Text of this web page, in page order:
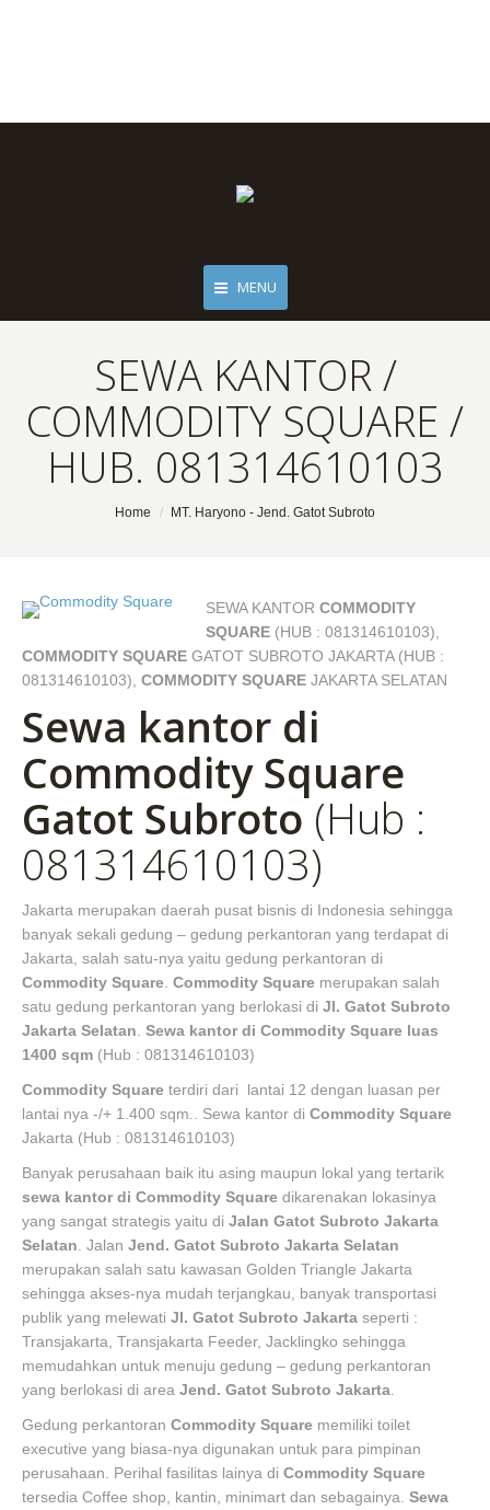
MENU
SEWA KANTOR /
COMMODITY SQUARE /
HUB. 081314610103
Home MT. Haryono - Jend. Gatot Subroto
SEWA KANTOR COMMODITY
SQUARE (HUB : 081314610103),
COMMODITY SQUARE GATOT SUBROTO JAKARTA (HUB :
081314610103), COMMODITY SQUARE JAKARTA SELATAN
Sewa kantor di
Commodity Square
Gatot Subroto(Hub :
081314610103)
Jakarta merupakan daerah pusat bisnis di Indonesia sehingga
banyak sekali gedung – gedung perkantoran yang terdapat di
Jakarta, salah satu-nya yaitu gedung perkantoran di
Commodity Square Commodity Square merupakan salah
satu gedung perkantoran yang berlokasi di Jl. Gatot Subroto
Jakarta Selatan Sewa kantor di Commodity Square luas
1400 sqm (Hub : 081314610103)
Commodity Square terdiri dari lantai 12 dengan luasan per
lantai nya -/+ 1.400 sqm.. Sewa kantor di Commodity Square
Jakarta (Hub : 081314610103)
Banyak perusahaan baik itu asing maupun lokal yang tertarik
sewa kantor di Commodity Square dikarenakan lokasinya
yang sangat strategis yaitu di Jalan Gatot Subroto Jakarta
Selatan . Jalan Jend. Gatot Subroto Jakarta Selatan
merupakan salah satu kawasan Golden Triangle Jakarta
sehingga akses-nya mudah terjangkau, banyak transportasi
publik yang melewati Jl. Gatot Subroto Jakarta seperti :
Transjakarta, Transjakarta Feeder, Jacklingko sehingga
memudahkan untuk menuju gedung – gedung perkantoran
yang berlokasi di area Jend. Gatot Subroto Jakarta
Gedung perkantoran Commodity Square memiliki toilet
executive yang biasa-nya digunakan untuk para pimpinan
perusahaan. Perihal fasilitas lainya di Commodity Square
tersedia Coffee shop, kantin, minimart dan sebagainya. Sewa